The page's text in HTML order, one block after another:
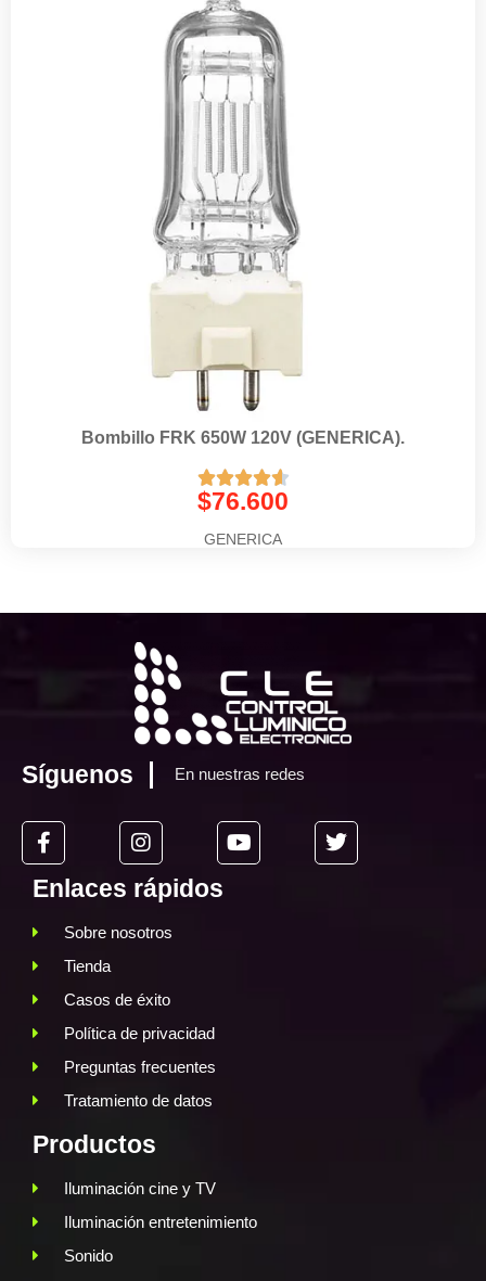
Bombillo FRK 650W 120V (GENERICA).

$76.600
GENERICA
Síguenos En nuestras redes
Enlaces rápidos
Sobre nosotros
Tienda
Casos de éxito
Política de privacidad
Preguntas frecuentes
Tratamiento de datos
Productos
Iluminación cine y TV
Iluminación entretenimiento
Sonido